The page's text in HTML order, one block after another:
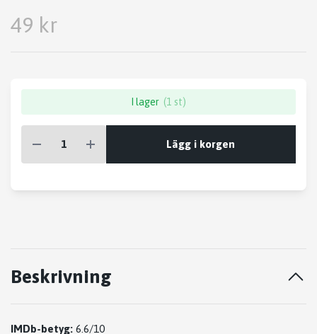
49 kr
I lager (1 st)
Lägg i korgen
Beskrivning
IMDb-betyg: 6.6/10